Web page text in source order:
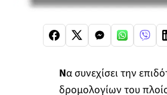
Να συνεχίσει την
δρομολογίων του